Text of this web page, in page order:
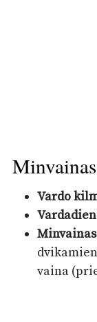
Vardo
vaina